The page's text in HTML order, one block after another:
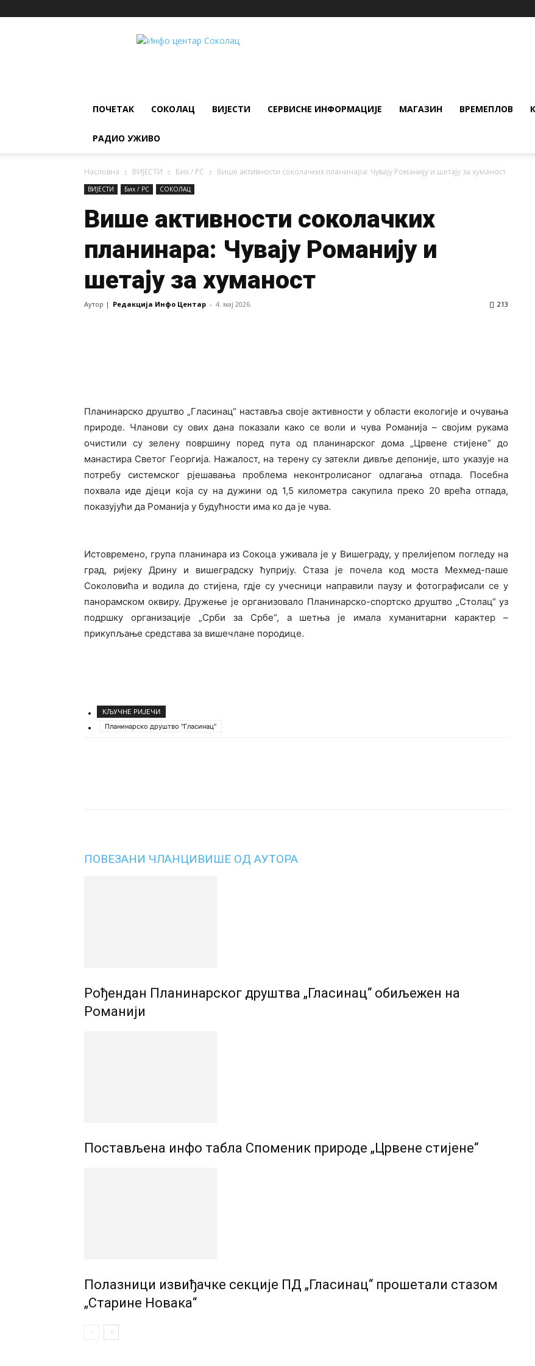
ИНФО
ПОЧЕТАК СОКОЛАЦ ВИЈЕСТИ СЕРВИСНЕ ИНФОРМАЦИЈЕ МАГАЗИН ВРЕМЕПЛОВ
РАДИО УЖИВО
Насловна ВИЈЕСТИ Бих / РС Више активности соколачких планинара: Чувају Романију и шетају за хуманост
ВИЈЕСТИ Бих / РС СОКОЛАЦ
Више активности соколачких
планинара: Чувају Романију и
шетају за хуманост
Аутор | Редакција Инфо Центар - 4. мај 2026. 213
Планинарско друштво „Гласинац“ наставља своје активности у области екологије и очувања
природе. Чланови су ових дана показали како се воли и чува Романија – својим рукама
очистили су зелену површину поред пута од планинарског дома „Црвене стијене“ до
манастира Светог Георгија. Нажалост, на терену су затекли дивље депоније, што указује на
потребу системског рјешавања проблема неконтролисаног одлагања отпада. Посебна
похвала иде дјеци која су на дужини од 1,5 километра сакупила преко 20 врећа отпада,
показујући да Романија у будућности има ко да је чува.
Истовремено, група планинара из Сокоца уживала је у Вишеграду, у прелијепом погледу на
град, ријеку Дрину и вишеградску ћуприју. Стаза је почела код моста Мехмед-паше
Соколовића и водила до стијена, гдје су учесници направили паузу и фотографисали се у
панорамском оквиру. Дружење је организовало Планинарско-спортско друштво „Столац“ уз
подршку организације „Срби за Србе“, а шетња је имала хуманитарни карактер –
прикупљање средстава за вишечлане породице.
КЉУЧНЕ РИЈЕЧИ
Планинарско друштво "Гласинац"
ПОВЕЗАНИ ЧЛАНЦИВИШЕ ОД АУТОРА
Рођендан Планинарског друштва „Гласинац“ обиљежен на
Романији
Постављена инфо табла Споменик природе „Црвене стијене“
Полазници извиђачке секције ПД „Гласинац“ прошетали стазом
„Старине Новака“